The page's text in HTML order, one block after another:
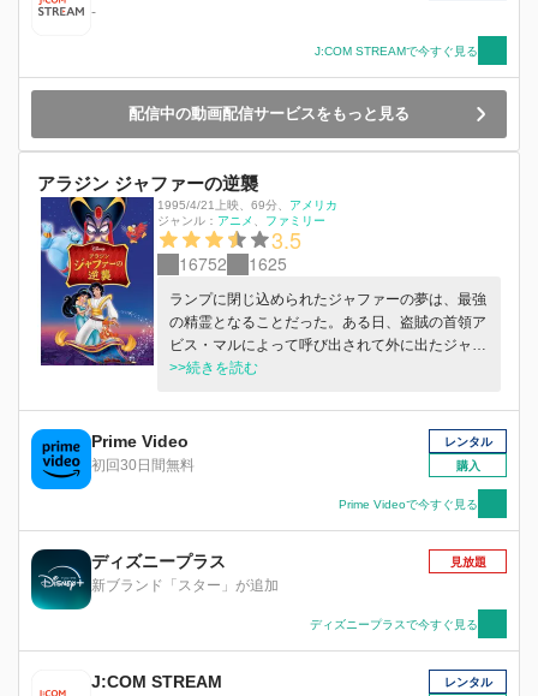
-
J:COM STREAMで今すぐ見る
配信中の動画配信サービスをもっと見る
アラジン ジャファーの逆襲
1995/4/21上映 69分
アメリカ
ジャンル： アニメ ファミリー
3.5
16752 1625
ランプに閉じ込められたジャファーの夢は、最強
の精霊となることだった。ある日、盗賊の首領ア
ビス・マルによって呼び出されて外に出たジャフ
ァーは、アラジンへの復讐をくわだてる。ジャフ
ジンと仲間たちしかいない！
>>続きを読む
Prime Video
初回30日間無料
レンタル
購入
Prime Videoで今すぐ見る
ディズニープラス
新ブランド「スター」が追加
見放題
ディズニープラスで今すぐ見る
J:COM STREAM
レンタル